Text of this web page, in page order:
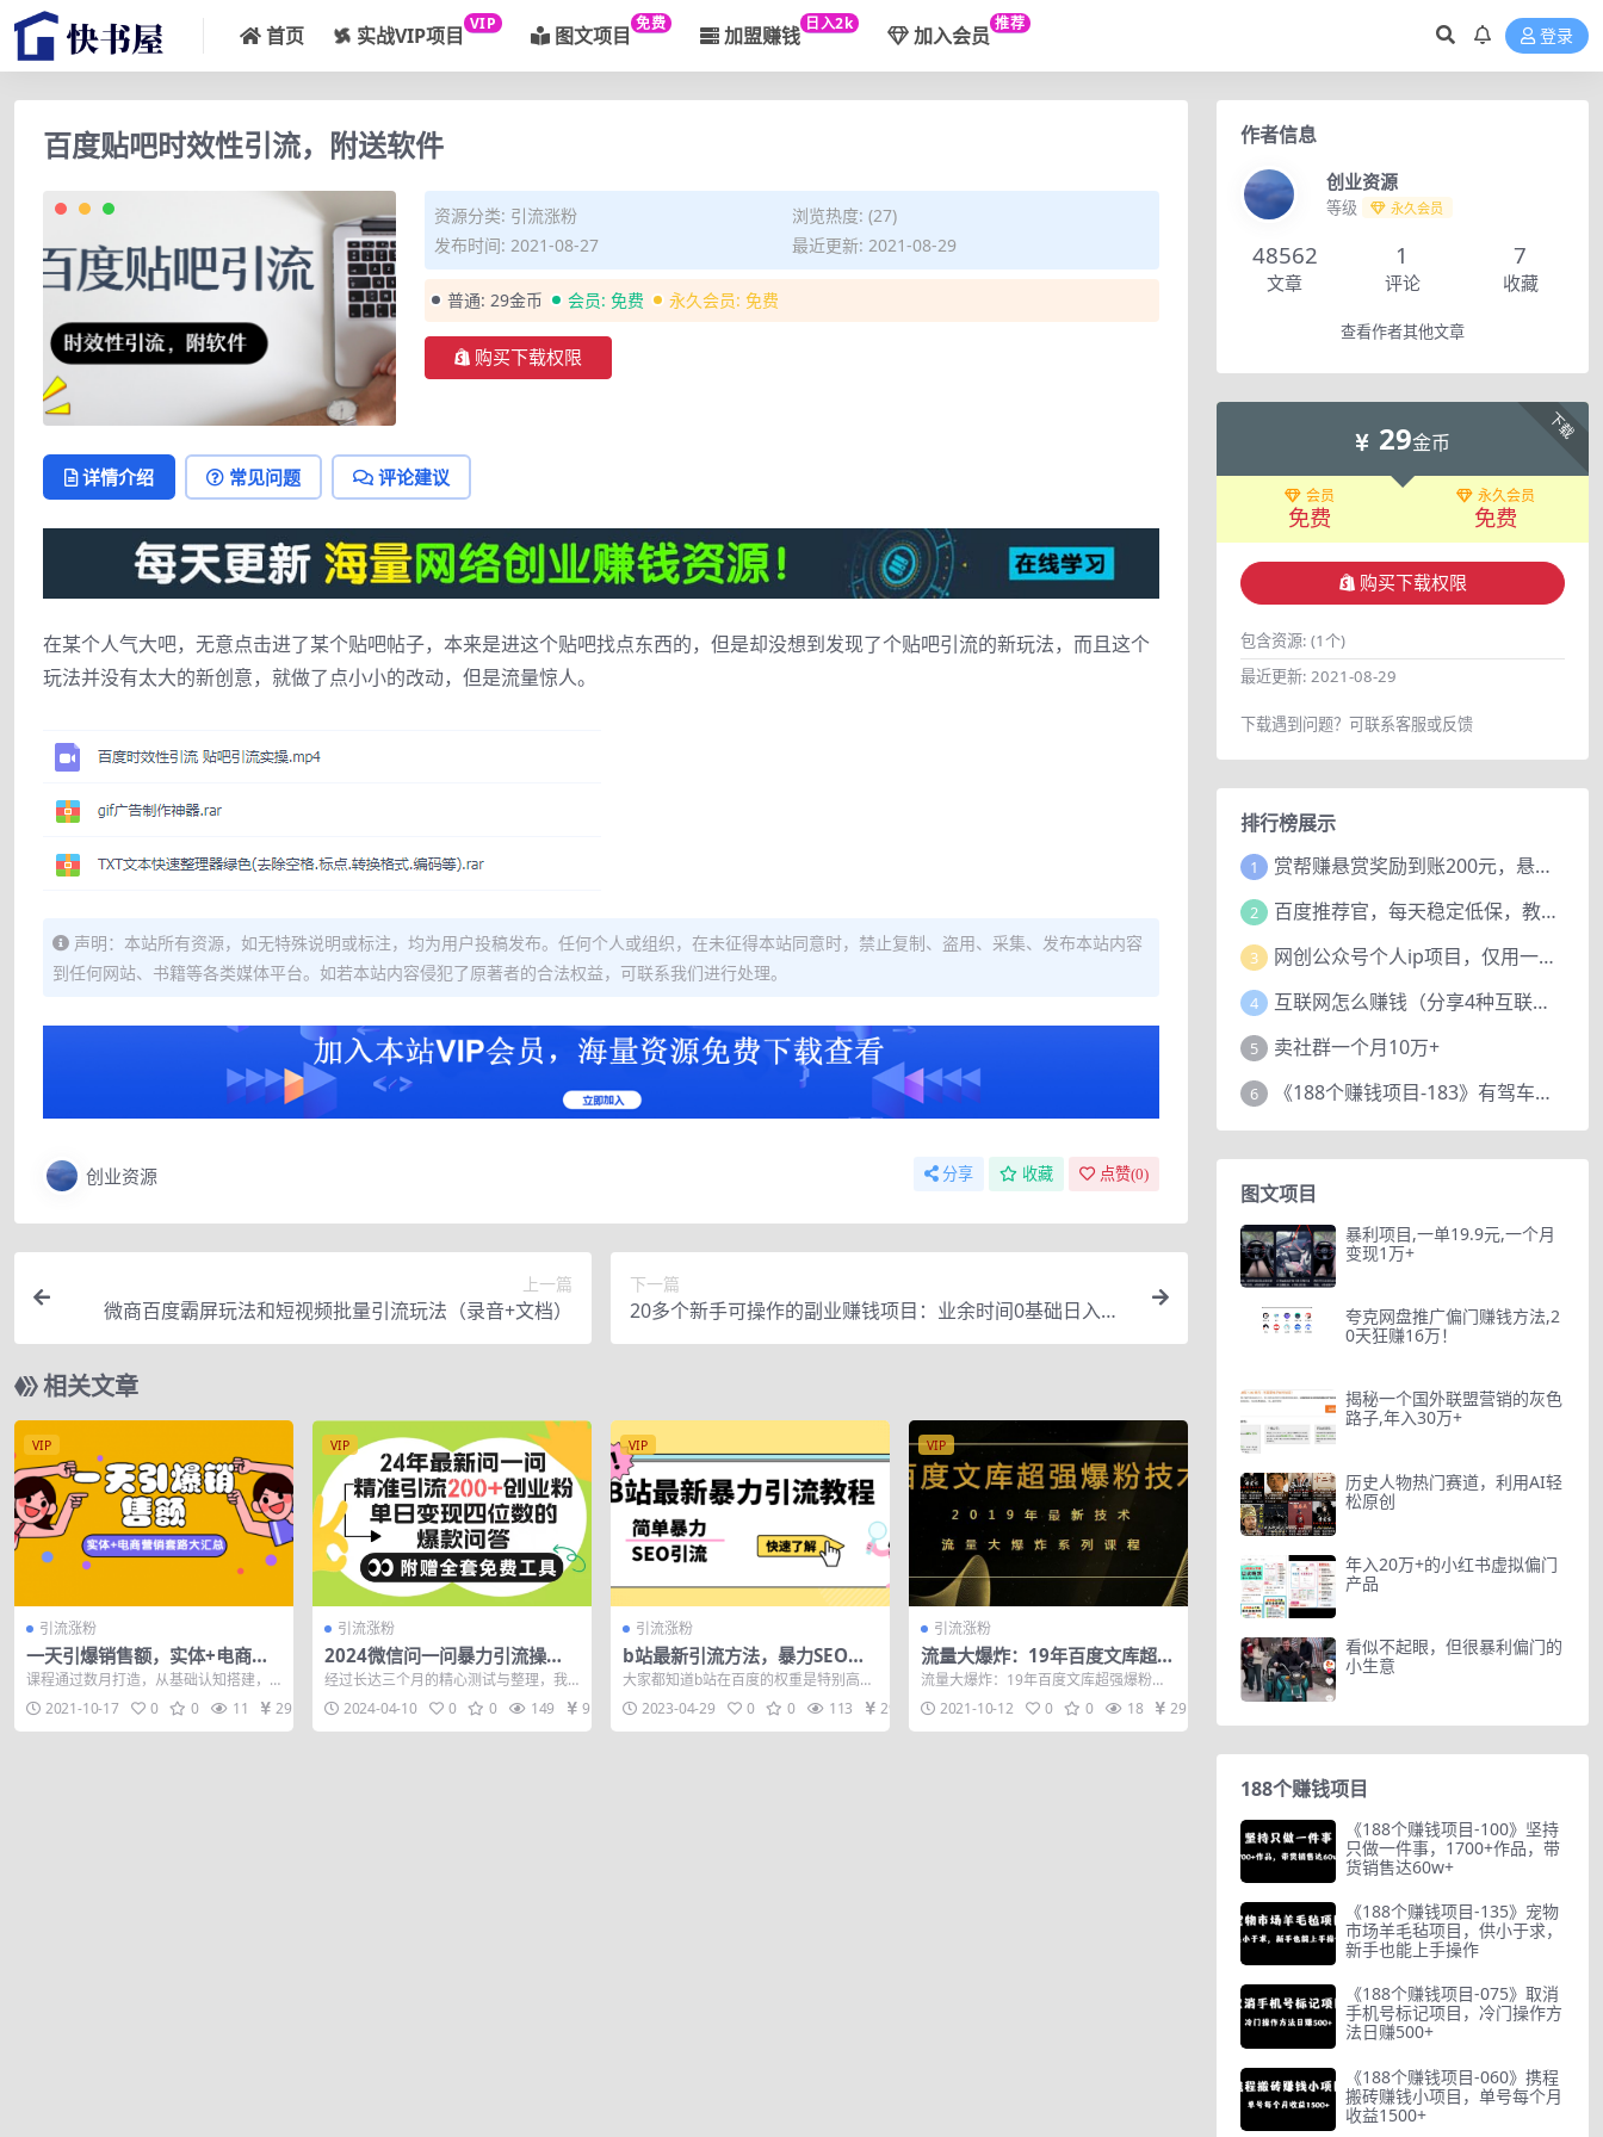
首页 实战VIP项目 VIP 图文项目 免费 加盟赚钱 日入2k 加入会员 推荐
登录
百度贴吧时效性引流，附送软件
资源分类: 引流涨粉
浏览热度: (27)
发布时间: 2021-08-27
最近更新: 2021-08-29
普通: 29金币 会员: 免费 永久会员: 免费
购买下载权限
详情介绍 常见问题 评论建议
在某个人气大吧，无意点击进了某个贴吧帖子，本来是进这个贴吧找点东西的，但是却没想到发现了个贴吧引流的新玩法，而且这个
玩法并没有太大的新创意，就做了点小小的改动，但是流量惊人。
声明：本站所有资源，如无特殊说明或标注，均为用户投稿发布。任何个人或组织，在未征得本站同意时，禁止复制、盗用、采集、发布本站内容
到任何网站、书籍等各类媒体平台。如若本站内容侵犯了原著者的合法权益，可联系我们进行处理。
创业资源 分享 收藏 点赞(0)
上一篇
微商百度霸屏玩法和短视频批量引流玩法（录音+文档）
下一篇
20多个新手可操作的副业赚钱项目：业余时间0基础日入几5
00+实操分享
相关文章
VIP
引流涨粉
一天引爆销售额，实体+电商营
销套路大汇总！
课程通过数月打造，从基础认知搭建，0
粉丝就能获得初步销售额；到销售提升
套路汇总，...
2021-10-17 0 0 11 29
VIP
引流涨粉
2024微信问一问暴力引流操
作，单个日引200+创业粉！不
限制注册账号！0封…
经过长达三个月的精心测试与整理，我
终于为大家呈现了这篇详尽的问一问精
准引流教程。...
2024-04-10 0 0 149 9.9
VIP
引流涨粉
b站最新引流方法，暴力SEO引
流玩法，一天可以量产几百个视
频（附带软件）
大家都知道b站在百度的权重是特别高
的，这种引流方法，主要就是简单无
脑，一天可以量...
2023-04-29 0 0 113 29
VIP
引流涨粉
流量大爆炸：19年百度文库超强
爆粉技术
流量大爆炸：19年百度文库超强爆粉技
术 共2节课
2021-10-12 0 0 18 29
作者信息
创业资源
等级 永久会员
48562
文章
1
评论
7
收藏
查看作者其他文章
下载
29金币
会员
免费
永久会员
免费
购买下载权限
包含资源: (1个)
最近更新: 2021-08-29
下载遇到问题？可联系客服或反馈
排行榜展示
1 赏帮赚悬赏奖励到账200元，悬赏任务多劳多得，人人可做。
2 百度推荐官，每天稳定低保，教程赠上
3 网创公众号个人ip项目，仅用一篇文章做到全网引流！
4 互联网怎么赚钱（分享4种互联网赚钱模式）
5 卖社群一个月10万+
6 《188个赚钱项目-183》有驾车评项目，动动小手，复制粘贴赚44元！
图文项目
暴利项目,一单19.9元,一个月
变现1万+
夸克网盘推广偏门赚钱方法,2
0天狂赚16万！
揭秘一个国外联盟营销的灰色
路子,年入30万+
历史人物热门赛道，利用AI轻
松原创
年入20万+的小红书虚拟偏门
产品
看似不起眼，但很暴利偏门的
小生意
188个赚钱项目
《188个赚钱项目-100》坚持
只做一件事，1700+作品，带
货销售达60w+
《188个赚钱项目-135》宠物
市场羊毛毡项目，供小于求，
新手也能上手操作
《188个赚钱项目-075》取消
手机号标记项目，冷门操作方
法日赚500+
《188个赚钱项目-060》携程
搬砖赚钱小项目，单号每个月
收益1500+